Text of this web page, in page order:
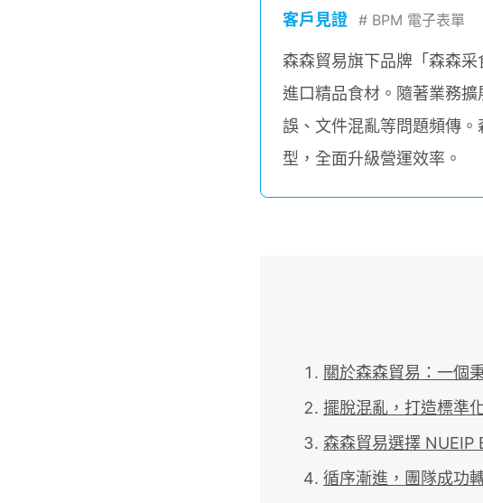
客戶見證 # BPM 電子表單
森森貿易旗下品牌「森森
進口精品食材。隨著業務
誤、文件混亂等問題頻傳
型，全面升級營運效率。
關於森森貿易：一個
擺脫混亂，打造標準
森森貿易選擇 NUEIP
循序漸進，團隊成功